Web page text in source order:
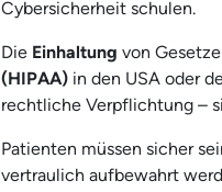
Cybersicherheit schulen.
Die Einhaltung von
(HIPAA) in den USA oder
rechtliche Verpflichtung –
Patienten müssen sicher
vertraulich aufbewahrt